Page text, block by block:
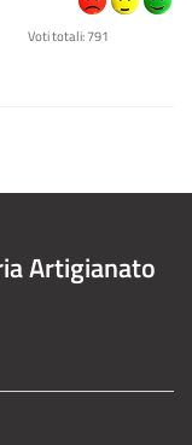
Voti totali: 791
Artigianato